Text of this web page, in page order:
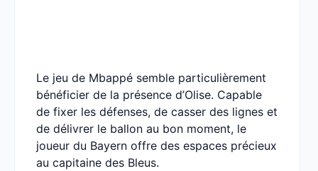
Le jeu de Mbappé semble particulièrement
bénéficier de la présence d’Olise. Capable
de fixer les défenses, de casser des lignes et
de délivrer le ballon au bon moment, le
joueur du Bayern offre des espaces précieux
au capitaine des Bleus.